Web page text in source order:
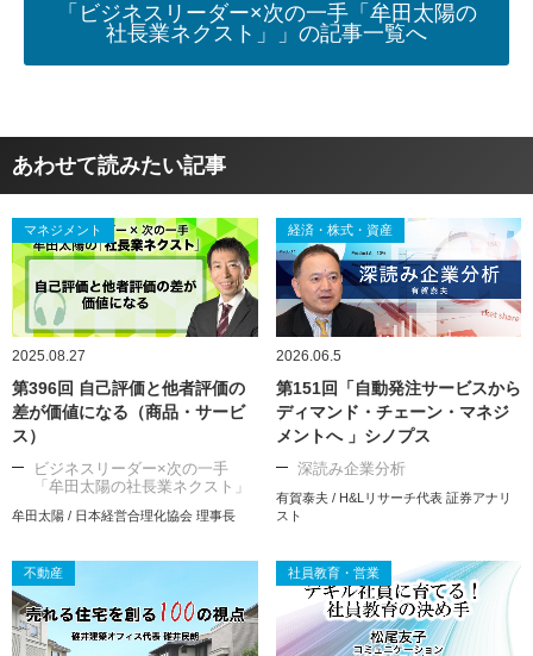
「ビジネスリーダー×次の一手「牟田太陽の
社長業ネクスト」」の記事一覧へ
あわせて読みたい記事
マネジメント
2025.08.27
第396回 自己評価と他者評価の
差が価値になる（商品・サービ
ス）
ビジネスリーダー×次の一手
「牟田太陽の社長業ネクスト」
牟田太陽 / 日本経営合理化協会 理事長
経済・株式・資産
2026.06.5
第151回「自動発注サービスから
ディマンド・チェーン・マネジ
メントへ 」シノプス
深読み企業分析
有賀泰夫 / H&Lリサーチ代表 証券アナリ
スト
不動産 社員教育・営業